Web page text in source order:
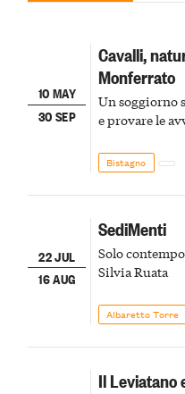
10 MAY
30 SEP
Cavalli,
Monferrato
Un soggiorno
e provare le
Bistagno
22 JUL
16 AUG
SediMenti
Solo
Silvia Ruata
Albaretto Torre
Il Leviatano